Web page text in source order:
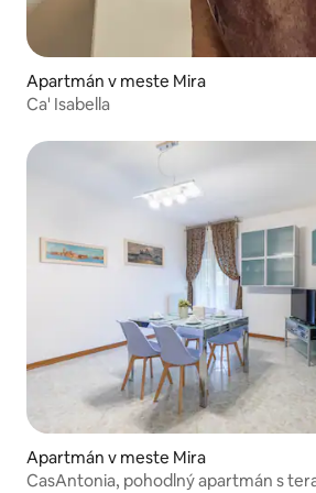
Apartmán v meste Mira
Ca' Isabella
Apartmán v meste Mira
CasAntonia, pohodlný apartmán s